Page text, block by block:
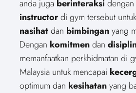
anda juga berinteraksi dengan
instructordi gym tersebut
nasihatdan bimbinganyang
Dengan komitmendan
memanfaatkan perkhidmatan di
Malaysia untuk mencapai
optimum dan kesihatanyang